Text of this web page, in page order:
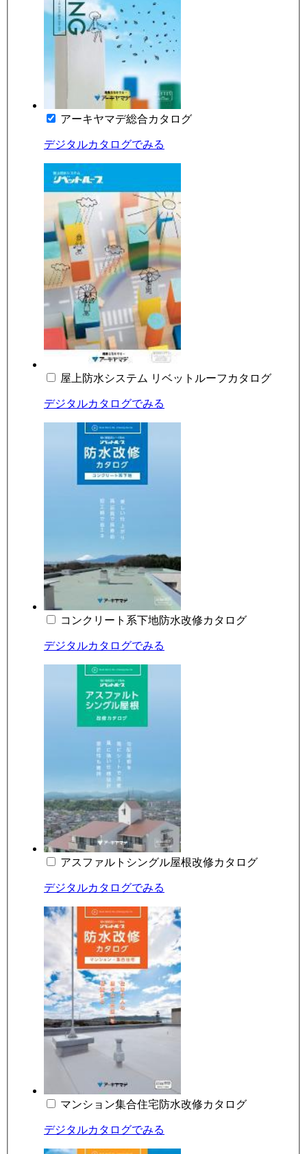
アーキヤマデ総合カタログ
デジタルカタログでみる
屋上防水システム リベットルーフカタログ
デジタルカタログでみる
コンクリート系下地防水改修カタログ
デジタルカタログでみる
アスファルトシングル屋根改修カタログ
デジタルカタログでみる
マンション集合住宅防水改修カタログ
デジタルカタログでみる